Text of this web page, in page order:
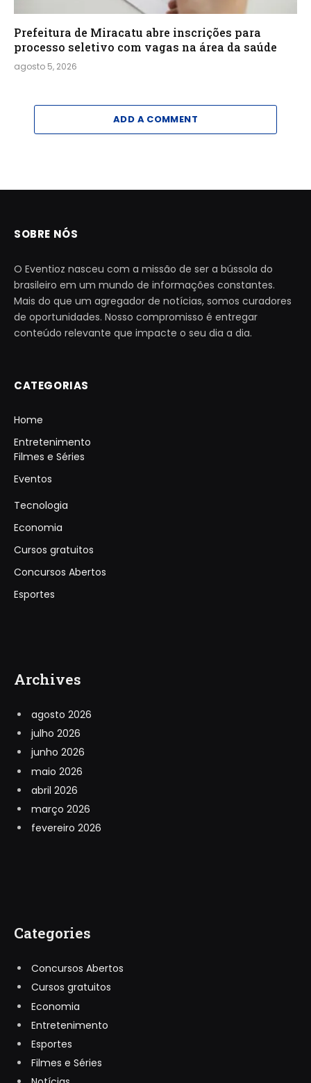
Prefeitura de Miracatu abre inscrições para
processo seletivo com vagas na área da saúde
agosto 5, 2026
ADD A COMMENT
SOBRE NÓS
O Eventioz nasceu com a missão de ser a bússola do
brasileiro em um mundo de informações constantes.
Mais do que um agregador de notícias, somos curadores
de oportunidades. Nosso compromisso é entregar
conteúdo relevante que impacte o seu dia a dia.
CATEGORIAS
Home
Entretenimento
Filmes e Séries
Eventos
Tecnologia
Economia
Cursos gratuitos
Concursos Abertos
Esportes
Archives
agosto 2026
julho 2026
junho 2026
maio 2026
abril 2026
março 2026
fevereiro 2026
Categories
Concursos Abertos
Cursos gratuitos
Economia
Entretenimento
Esportes
Filmes e Séries